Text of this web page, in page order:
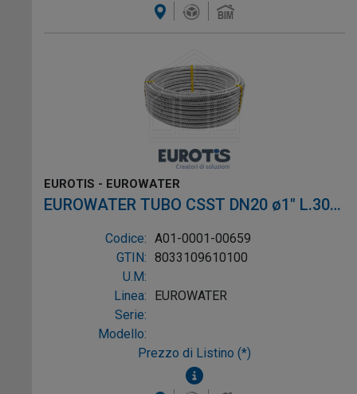
EUROTIS - EUROWATER
EUROWATER TUBO CSST DN20 ø1" L.30m
AISI304 W-1P
Codice: A01-0001-00659
GTIN: 8033109610100
U.M:
Linea:
EUROWATER
Serie:
Modello:
Prezzo di Listino (*)